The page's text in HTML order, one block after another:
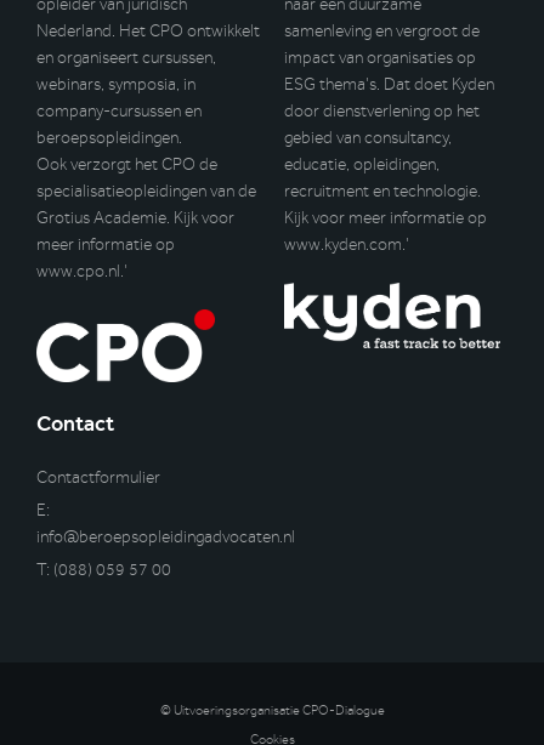
opleider van juridisch
Nederland. Het CPO ontwikkelt
en organiseert cursussen,
webinars, symposia, in
company-cursussen en
beroepsopleidingen.
Ook verzorgt het CPO de
specialisatieopleidingen van de
Grotius Academie. Kijk voor
meer informatie op
www.cpo.nl.’
naar een duurzame
samenleving en vergroot de
impact van organisaties op
ESG thema’s. Dat doet Kyden
door dienstverlening op het
gebied van consultancy,
educatie, opleidingen,
recruitment en technologie.
Kijk voor meer informatie op
www.kyden.com.’
Contact
Contactformulier
E:
info@beroepsopleidingadvocaten.nl
T: (088) 059 57 00
© Uitvoeringsorganisatie CPO-Dialogue
Cookies